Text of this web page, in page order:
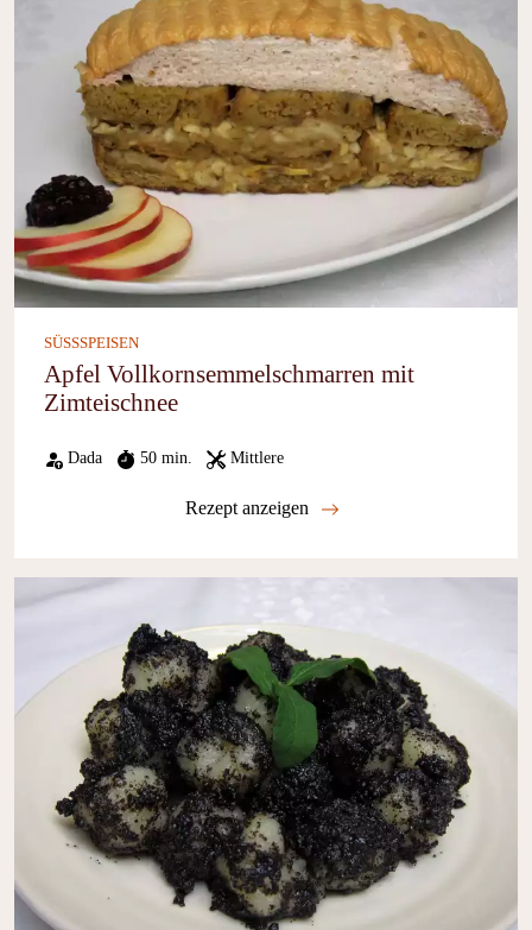
SÜSSSPEISEN
Apfel Vollkornsemmelschmarren mit
Zimteischnee
Dada 50 min. Mittlere
Rezept anzeigen